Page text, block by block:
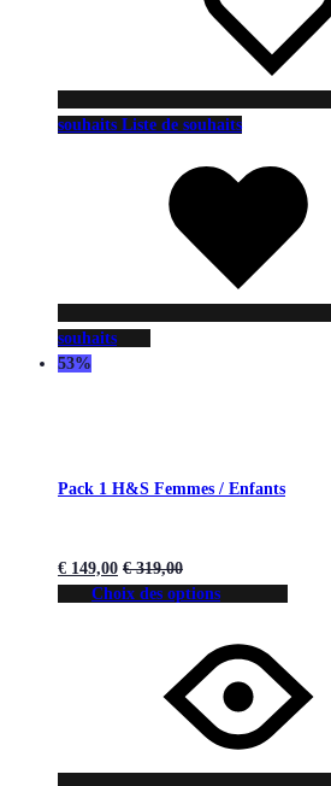
souhaits Liste de souhaits
souhaits
53%
Pack 1 H&S Femmes / Enfants
€ 149,00 €319,00
Choix des options